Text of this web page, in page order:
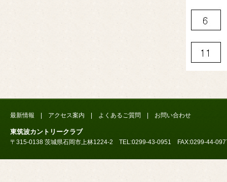
最新情報 アクセス案内 よくあるご質問 お問い合わせ
東筑波カントリークラブ
〒315-0138 茨城県石岡市上林1224-2 TEL:0299-43-0951 FAX:0299-44-